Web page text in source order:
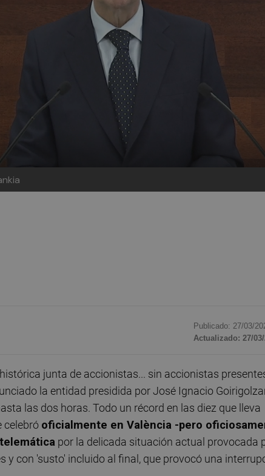
Publicado: 27/03/
Actualizado: 27/03/
junta de accionistas... sin accionistas
la entidad presidida por José Ignacio
las dos horas. Todo un récord en las diez que lleva
celebró oficialmente en València -pero
por la delicada situación actual provocada
y con 'susto' incluido al final, que provocó una